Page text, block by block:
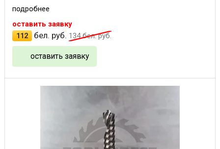
подробнее
оставить заявку
112
бел. руб. 134бел. руб.
оставить заявку